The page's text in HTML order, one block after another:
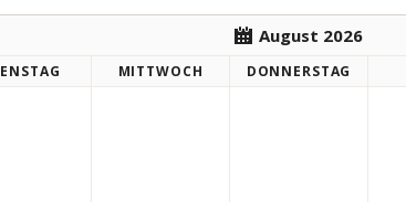
August 2026
ENSTAG MITTWOCH DONNERSTAG